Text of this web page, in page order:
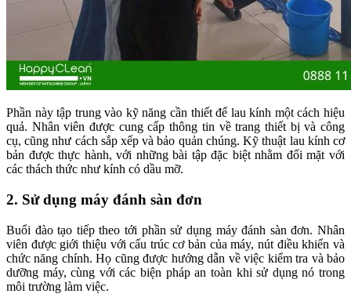
Phần này tập trung vào kỹ năng cần thiết để lau kính một cách hiệu
quả. Nhân viên được cung cấp thông tin về trang thiết bị và công
cụ, cũng như cách sắp xếp và bảo quản chúng. Kỹ thuật lau kính cơ
bản được thực hành, với những bài tập đặc biệt nhằm đối mặt với
các thách thức như kính có dầu mỡ.
2. Sử dụng máy đánh sàn đơn
Buổi đào tạo tiếp theo tới phần sử dụng máy đánh sàn đơn. Nhân
viên được giới thiệu với cấu trúc cơ bản của máy, nút điều khiển và
chức năng chính. Họ cũng được hướng dẫn về việc kiểm tra và bảo
dưỡng máy, cùng với các biện pháp an toàn khi sử dụng nó trong
môi trường làm việc.